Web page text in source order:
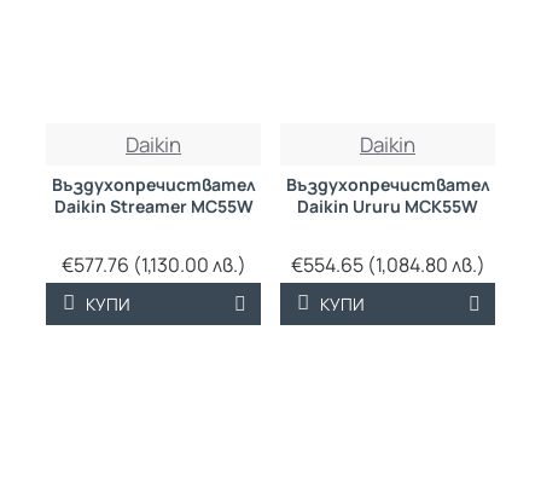
Daikin
Въздухопречиствател
Daikin Streamer MC55W
€577.76 (1,130.00 лв.)
КУПИ
Daikin
Въздухопречиствател
Daikin Ururu MCK55W
€554.65 (1,084.80 лв.)
КУПИ